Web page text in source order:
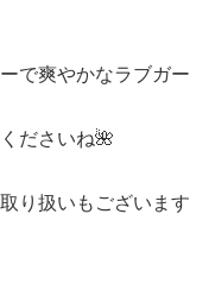
で爽やかなラブガー
ださいね🌺
り扱いもございます